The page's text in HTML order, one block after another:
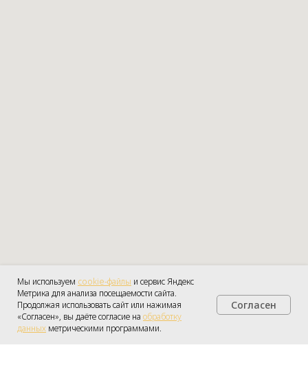
Мы используем cookie-файлы и сервис Яндекс
Метрика для анализа посещаемости сайта.
Продолжая использовать сайт или нажимая
«Согласен», вы даёте согласие на обработку
данных метрическими программами.
Согласен
Получить консультацию